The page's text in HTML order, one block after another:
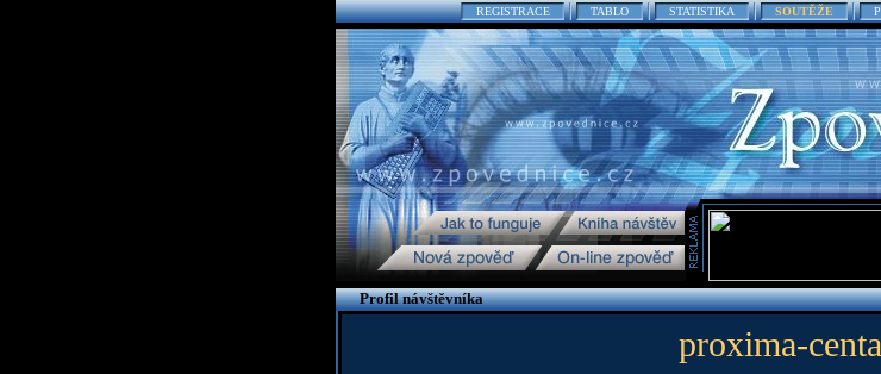
REGISTRACE TABLO STATISTIKA SOUTĚŽE
Profil návštěvníka
proxima-